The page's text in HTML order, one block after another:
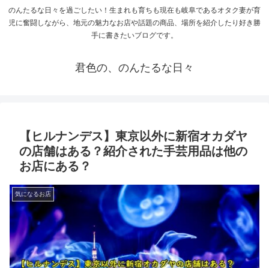
のんたるな日々を過ごしたい！生まれも育ちも現在も岐阜であるオタク妻が育
児に奮闘しながら、地元の魅力なお店や話題の商品、場所を紹介したり好き勝
手に書きたいブログです。
君色の、のんたるな日々
【ヒルナンデス】東京以外に新宿オカダヤ
の店舗はある？紹介された手芸用品は他の
お店にある？
気になるお店